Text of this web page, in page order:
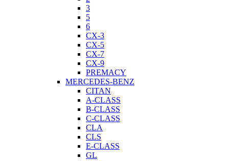
3
5
6
CX-3
CX-5
CX-7
CX-9
PREMACY
MERCEDES-BENZ
CITAN
A-CLASS
B-CLASS
C-CLASS
CLA
CLS
E-CLASS
GL